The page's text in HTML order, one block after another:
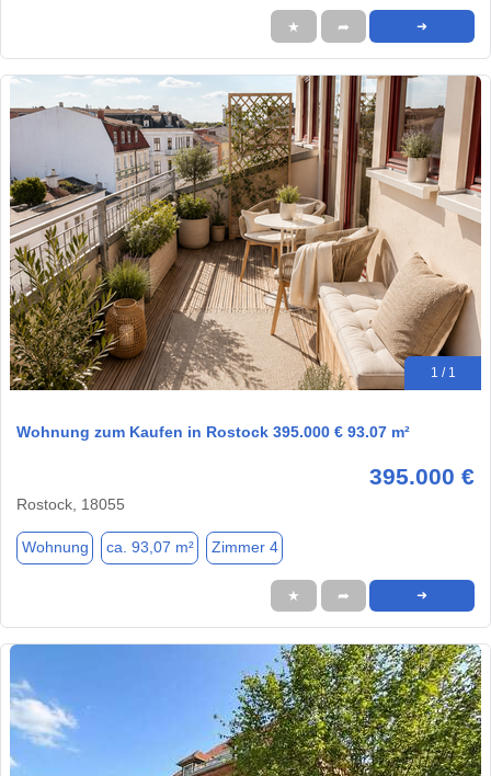
★ ➦ ➜
1 / 1
Wohnung zum Kaufen in Rostock 395.000 € 93.07 m²
395.000 €
Rostock, 18055
Wohnung ca. 93,07 m² Zimmer 4
★ ➦ ➜